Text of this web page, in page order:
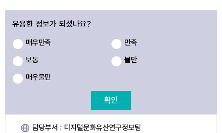
유용한 정보가 되셨나요?
매우만족
만족
보통
불만
매우불만
확인
담당부서 : 디지털문화유산연구정보팀